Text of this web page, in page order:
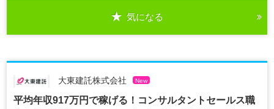
気になる
大東建託株式会社 New
平均年収917万円で稼げる！コンサルタントセールス職